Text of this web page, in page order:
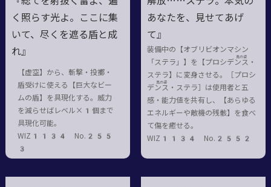
く照らす光よ。ここに集
いて、尽くを遮る盾と成
れ』
【虚空】から、斬撃・投擲・
盾受けに使える【巨大なビー
ムの盾】を具現化する。威力
を減らせばレベル×1個まで
具現化可能。
WIZ1134 No.255
3
あなたを、見せてあげ
て』
装備中の【オブリビオンマシン
「ステラ」】を【プロシデン
真の姿
ス・
ステラ】に変身させる。［プロシ
デン
真の姿
ス・ステラ］は使用者と五
感・能力値を共有し、【あらゆる
エネルギーや敵機の残骸】を食べ
て傷を癒せる。
WIZ1134 No.2552